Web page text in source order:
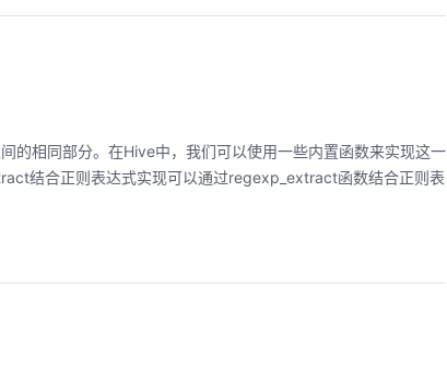
的相同部分。在Hive中，我们可以使用一些内置函数来实现这一
结合正则表达式实现可以通过regexp_extract函数结合正则表